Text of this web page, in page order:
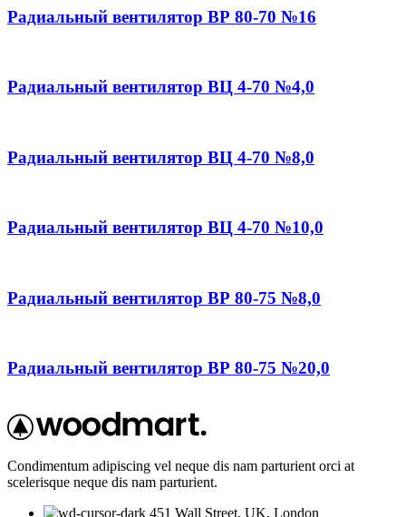
Радиальный вентилятор ВР 80-70 №16
Радиальный вентилятор ВЦ 4-70 №4,0
Радиальный вентилятор ВЦ 4-70 №8,0
Радиальный вентилятор ВЦ 4-70 №10,0
Радиальный вентилятор ВР 80-75 №8,0
Радиальный вентилятор ВР 80-75 №20,0
Condimentum adipiscing vel neque dis nam parturient orci at
scelerisque neque dis nam parturient.
451 Wall Street, UK, London